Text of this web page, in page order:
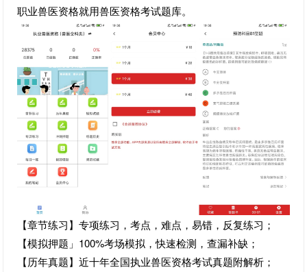
职业兽医资格就用兽医资格考试题库。
【章节练习】专项练习，考点，难点，易错，反复练习；
【模拟押题」100%考场模拟，快速检测，查漏补缺；
【历年真题】近十年全国执业兽医资格考试真题附解析；